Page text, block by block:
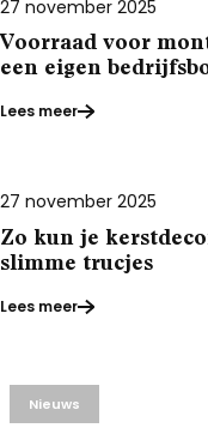
27 november 2025
Voorraad voor
een eigen
Lees meer
27 november 2025
Zo kun je
slimme trucjes
Lees meer
Nieuws
Nieuws